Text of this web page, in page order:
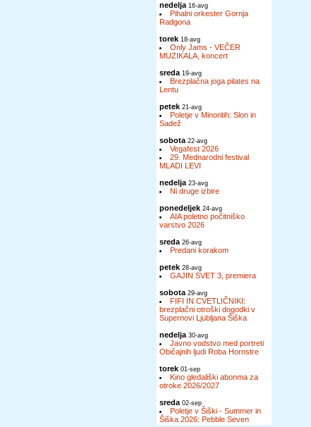
nedelja 16-avg
Pihalni orkester Gornja
Radgona
torek 18-avg
Only Jams - VEČER
MUZIKALA, koncert
sreda 19-avg
Brezplačna joga pilates na
Lentu
petek 21-avg
Poletje v Minoritih: Slon in
Sadež
sobota 22-avg
Vegafest 2026
29. Mednarodni festival
MLADI LEVI
nedelja 23-avg
Ni druge izbire
ponedeljek 24-avg
AIA poletno počitniško
varstvo 2026
sreda 26-avg
Predani korakom
petek 28-avg
GAJIN SVET 3, premiera
sobota 29-avg
FIFI IN CVETLIČNIKI:
brezplačni otroški dogodki v
Supernovi Ljubljana Šiška
nedelja 30-avg
Javno vodstvo med portreti
Običajnih ljudi Roba Hornstre
torek 01-sep
Kino gledališki abonma za
otroke 2026/2027
sreda 02-sep
Poletje v Šiški - Summer in
Šiška 2026: Pebble Seven